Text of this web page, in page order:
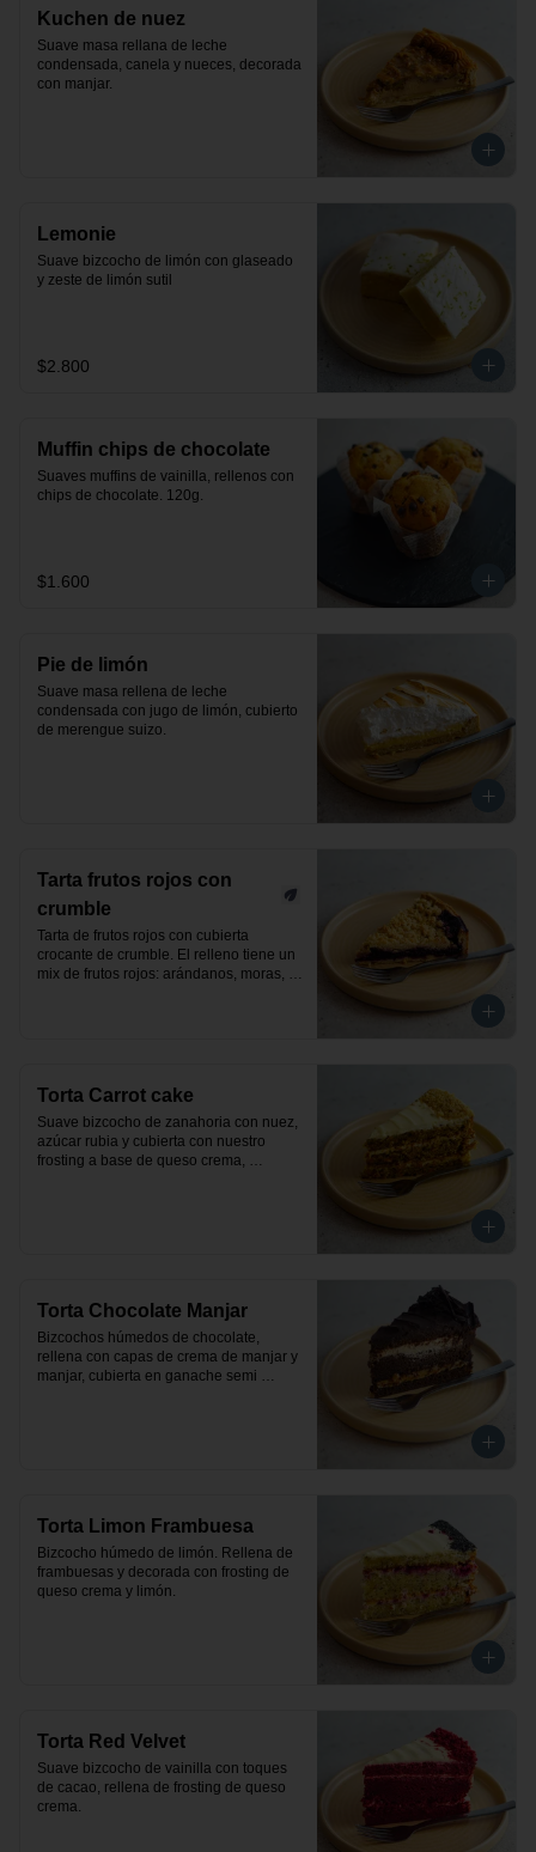
Kuchen de nuez
Suave masa rellana de leche
condensada, canela y nueces, decorada
con manjar.
Lemonie
Suave bizcocho de limón con glaseado
y zeste de limón sutil
$2.800
Muffin chips de chocolate
Suaves muffins de vainilla, rellenos con
chips de chocolate. 120g.
$1.600
Pie de limón
Suave masa rellena de leche
condensada con jugo de limón, cubierto
de merengue suizo.
Tarta frutos rojos con
crumble
Tarta de frutos rojos con cubierta
crocante de crumble. El relleno tiene un
mix de frutos rojos: arándanos, moras,
Torta Carrot cake
Suave bizcocho de zanahoria con nuez,
azúcar rubia y cubierta con nuestro
frosting a base de queso crema,
Torta Chocolate Manjar
Bizcochos húmedos de chocolate,
rellena con capas de crema de manjar y
manjar, cubierta en ganache semi
Torta Limon Frambuesa
Bizcocho húmedo de limón. Rellena de
frambuesas y decorada con frosting de
queso crema y limón.
Torta Red Velvet
Suave bizcocho de vainilla con toques
de cacao, rellena de frosting de queso
crema.